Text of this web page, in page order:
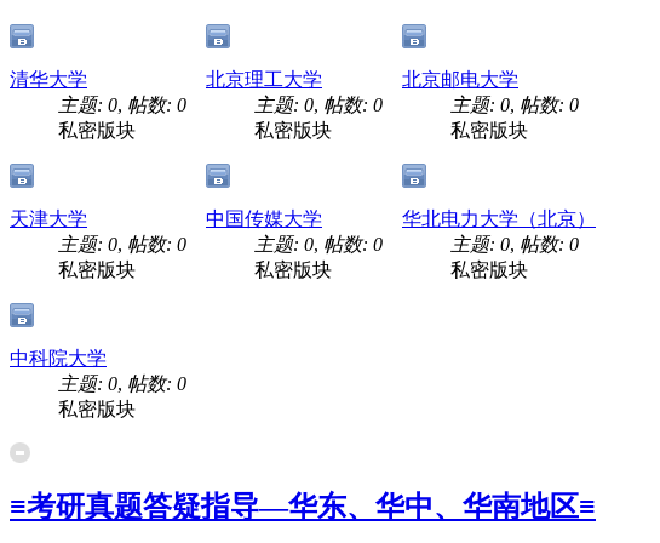
清华大学
主题: 0, 帖数: 0
私密版块
北京理工大学
主题: 0, 帖数: 0
私密版块
北京邮电大学
主题: 0, 帖数: 0
私密版块
天津大学
主题: 0, 帖数: 0
私密版块
中国传媒大学
主题: 0, 帖数: 0
私密版块
华北电力大学（北京）
主题: 0, 帖数: 0
私密版块
中科院大学
主题: 0, 帖数: 0
私密版块
≡考研真题答疑指导—华东、华中、华南地区≡